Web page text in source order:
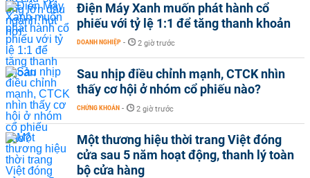
Điện Máy Xanh muốn phát hành cổ
phiếu với tỷ lệ 1:1 để tăng thanh khoản
DOANH NGHIỆP - 2 giờ trước
Sau nhịp điều chỉnh mạnh, CTCK nhìn
thấy cơ hội ở nhóm cổ phiếu nào?
CHỨNG KHOÁN - 2 giờ trước
Một thương hiệu thời trang Việt đóng
cửa sau 5 năm hoạt động, thanh lý toàn
bộ cửa hàng